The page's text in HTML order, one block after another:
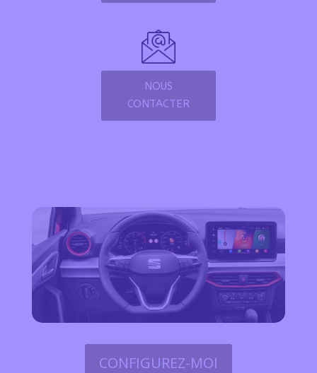
NOUS
CONTACTER
CONFIGUREZ-MOI